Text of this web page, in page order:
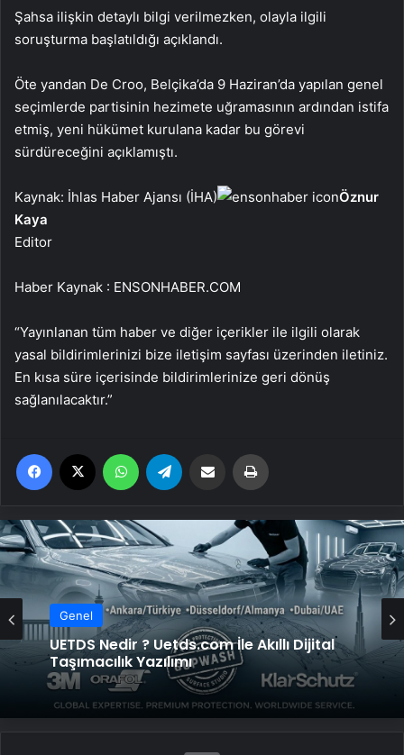
Şahsa ilişkin detaylı bilgi verilmezken, olayla ilgili
soruşturma başlatıldığı açıklandı.
Öte yandan De Croo, Belçika’da 9 Haziran’da yapılan genel
seçimlerde partisinin hezimete uğramasının ardından istifa
etmiş, yeni hükümet kurulana kadar bu görevi
sürdüreceğini açıklamıştı.
Kaynak: İhlas Haber Ajansı (İHA)
Öznur
Kaya
Editor
Haber Kaynak : ENSONHABER.COM
“Yayınlanan tüm haber ve diğer içerikler ile ilgili olarak
yasal bildirimlerinizi bize iletişim sayfası üzerinden iletiniz.
En kısa süre içerisinde bildirimlerinize geri dönüş
sağlanılacaktır.”
Facebook WhatsApp Email'den paylaş
Genel
UETDS Nedir ? Uetds.com İle Akıllı Dijital
Taşımacılık Yazılımı